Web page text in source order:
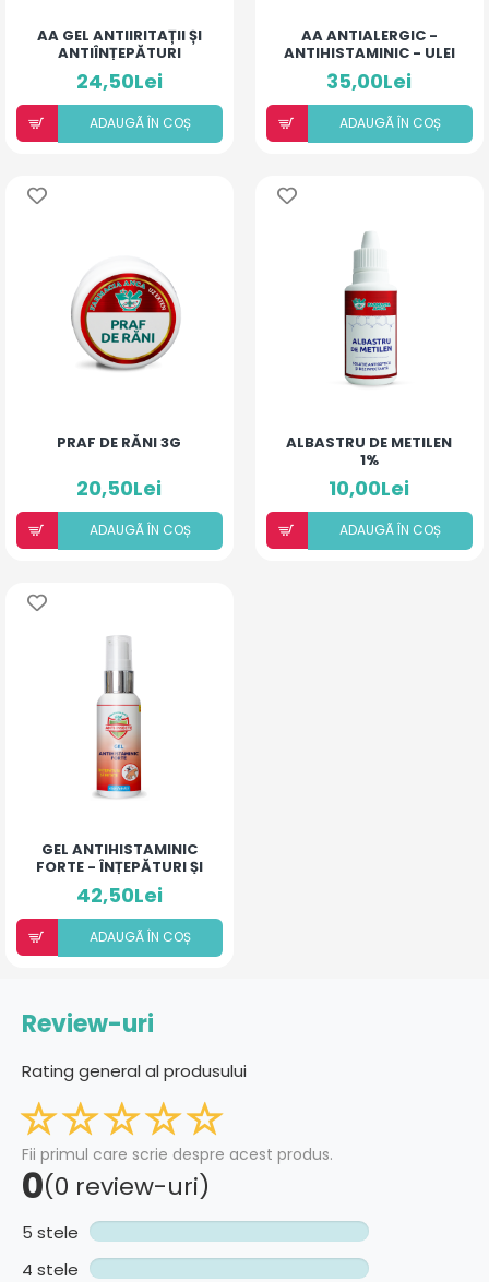
AA GEL ANTIIRITAȚII ȘI
ANTIÎNȚEPĂTURI
PENTRU ARSURI MEDII
24,50Lei
ADAUGÃ ÎN COȘ
AA ANTIALERGIC -
ANTIHISTAMINIC - ULEI
FORTE COPII ȘI ADULȚI
35,00Lei
ADAUGÃ ÎN COȘ
PRAF DE RĂNI 3G
20,50Lei
ADAUGÃ ÎN COȘ
ALBASTRU DE METILEN
1%
10,00Lei
ADAUGÃ ÎN COȘ
GEL ANTIHISTAMINIC
FORTE - ÎNȚEPĂTURI ȘI
IRITAȚII
42,50Lei
ADAUGÃ ÎN COȘ
Review-uri
Rating general al produsului
Fii primul care scrie despre acest produs.
0(0 review-uri)
5 stele
4 stele